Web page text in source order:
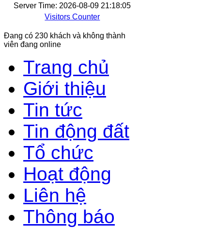
Server Time: 2026-08-09 21:18:05
Visitors Counter
Đang có 230 khách và không thành
viên đang online
Trang chủ
Giới thiệu
Tin tức
Tin động đất
Tổ chức
Hoạt động
Liên hệ
Thông báo